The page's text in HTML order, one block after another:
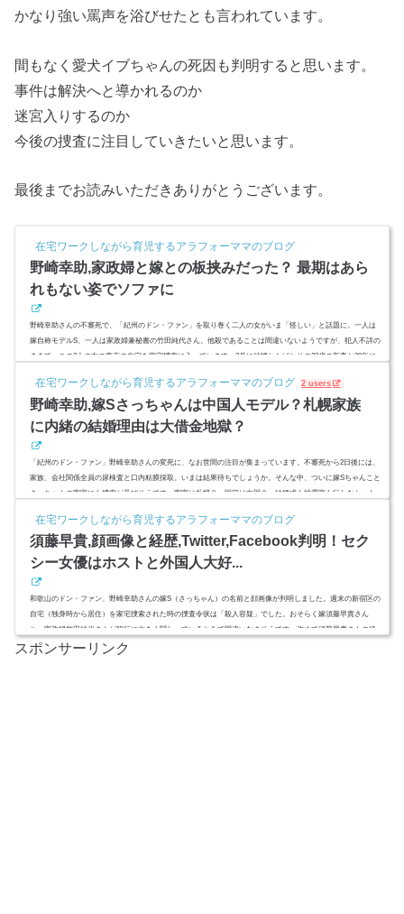
かなり強い罵声を浴びせたとも言われています。
間もなく愛犬イブちゃんの死因も判明すると思います。
事件は解決へと導かれるのか
迷宮入りするのか
今後の捜査に注目していきたいと思います。
最後までお読みいただきありがとうございます。
在宅ワークしながら育児するアラフォーママのブログ
野崎幸助,家政婦と嫁との板挟みだった？ 最期はあら
れもない姿でソファに
野崎幸助さんの不審死で、「紀州のドン・ファン」を取り巻く二人の女がいま「怪しい」と話題に。一人は
嫁自称モデルS、一人は家政婦兼秘書の竹田純代さん。他殺であることは間違いないようですが、犯人不詳の
ままで、この2人の女の東京の自宅を家宅捜索に入っています。2月に結婚したばかりの22歳の新妻と30年に
な関係なのでしょうか？ 二人の女に発見された時の野崎社長のあられもない姿とは？スポンサーリンク(ad
sbygoogle = win...
在宅ワークしながら育児するアラフォーママのブログ 2 users
野崎幸助,嫁Sさっちゃんは中国人モデル？札幌家族
に内緒の結婚理由は大借金地獄？
「紀州のドン・ファン」野崎幸助さんの変死に、なお世間の注目が集まっています。不審死から2日後には、
家族、会社関係全員の尿検査と口内粘膜採取。いまは結果待ちでしょうか。そんな中、ついに嫁Sちゃんこと
さっちゃんの実家にも捜索が及びそうです。実家は札幌？ 国籍は中国？ 結婚式も披露宴も行わなかった
らせないでほしい？絶縁状態のワケとは。。。スポンサーリンク(adsbygoogle = window.adsbygoogle || ).push
({});野崎...
在宅ワークしながら育児するアラフォーママのブログ
須藤早貴,顔画像と経歴,Twitter,Facebook判明！セク
シー女優はホストと外国人大好...
和歌山のドン・ファン、野崎幸助さんの嫁S（さっちゃん）の名前と顔画像が判明しました。週末の新宿区の
自宅（独身時から居住）を家宅捜索された時の捜査令状は「殺人容疑」でした。おそらく嫁須藤早貴さん
と、家政婦竹田純代さんが犯行に大きく関わっているとみて間違いなさそうです。改めて須藤早貴さんの経
歴とSNS（Twitter、Facebook）、嫁さっちゃんが「金の亡者」になった理由を調べてみました。スポンサー
スポンサーリンク